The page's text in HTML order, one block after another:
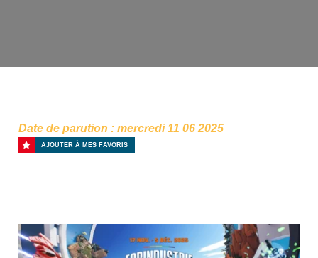
Date de parution : mercredi 11 06 2025
AJOUTER À MES FAVORIS